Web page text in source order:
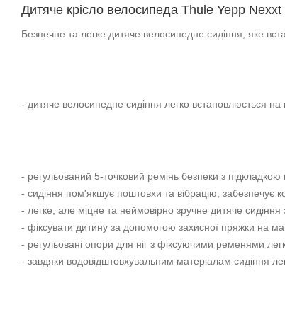
Дитяче крісло велосипеда Thule Yepp
Безпечне та легке дитяче велосипедне сидіння, яке
- дитяче велосипедне сидіння легко встановлюється на
- регульований 5-точковий ремінь безпеки з
- сидіння пом'якшує поштовхи та вібрацію, забезпечує
- легке, але міцне та неймовірно зручне дитяче
- фіксувати дитину за допомогою захисної пряжки на
- регульовані опори для ніг з фіксуючими ременями
- завдяки водовідштовхувальним матеріалам сидіння